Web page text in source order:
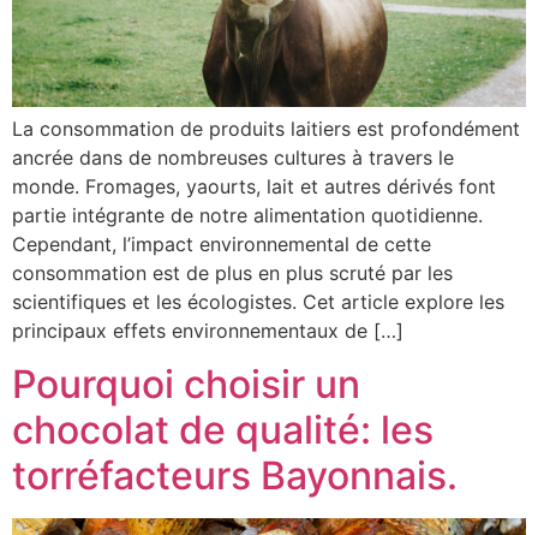
La consommation de produits laitiers est profondément
ancrée dans de nombreuses cultures à travers le
monde. Fromages, yaourts, lait et autres dérivés font
partie intégrante de notre alimentation quotidienne.
Cependant, l’impact environnemental de cette
consommation est de plus en plus scruté par les
scientifiques et les écologistes. Cet article explore les
principaux effets environnementaux de […]
Pourquoi choisir un
chocolat de qualité: les
torréfacteurs Bayonnais.